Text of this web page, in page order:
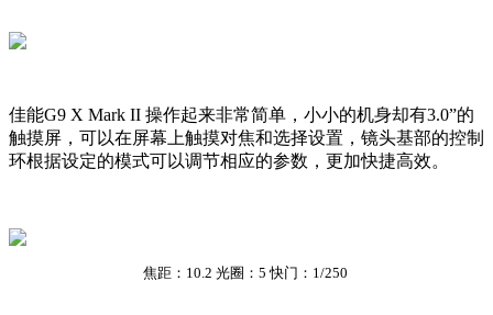
佳能G9 X Mark II 操作起来非常简单，小小的机身却有3.0”的
触摸屏，可以在屏幕上触摸对焦和选择设置，镜头基部的控制
环根据设定的模式可以调节相应的参数，更加快捷高效。
焦距：10.2 光圈：5 快门：1/250